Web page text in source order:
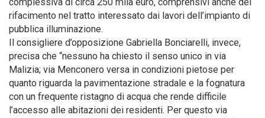
rifacimento nel tratto interessato dai lavori dell’impianto di
pubblica illuminazione.
Il consigliere d’opposizione Gabriella Bonciarelli, invece,
precisa che “nessuno ha chiesto il senso unico in via
Malizia; via Menconero versa in condizioni pietose per
quanto riguarda la pavimentazione stradale e la fognatura
con un frequente ristagno di acqua che rende difficile
l’accesso alle abitazioni dei residenti. Per questo via